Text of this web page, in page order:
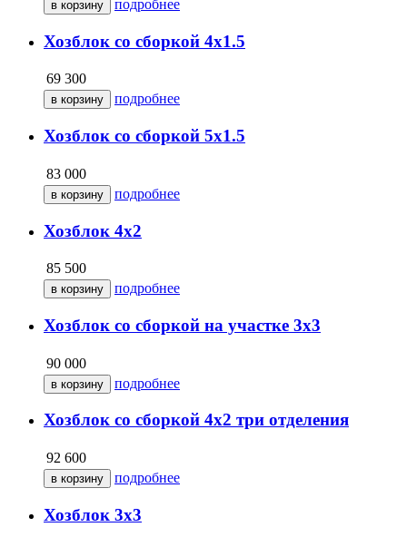
подробнее
Хозблок со сборкой 4х1.5
69 300
подробнее
Хозблок со сборкой 5х1.5
83 000
подробнее
Хозблок 4х2
85 500
подробнее
Хозблок со сборкой на участке 3х3
90 000
подробнее
Хозблок со сборкой 4х2 три отделения
92 600
подробнее
Хозблок 3х3